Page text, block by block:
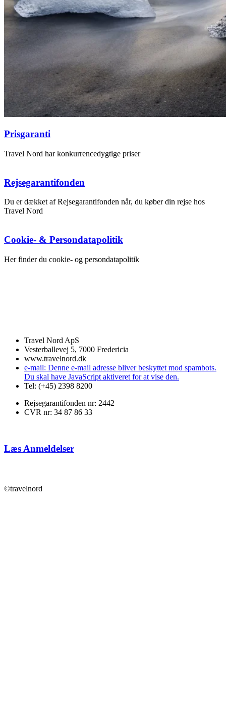
Prisgaranti
Travel Nord har konkurrencedygtige priser
Rejsegarantifonden
Du er dækket af Rejsegarantifonden når, du køber din rejse hos
Travel Nord
Cookie- & Persondatapolitik
Her finder du cookie- og persondatapolitik
Travel Nord ApS
Vesterballevej 5, 7000 Fredericia
www.travelnord.dk
e-mail: Denne e-mail adresse bliver beskyttet mod spambots.
Du skal have JavaScript aktiveret for at vise den.
Tel: (+45) 2398 8200
Rejsegarantifonden nr: 2442
CVR nr: 34 87 86 33
Læs Anmeldelser
©travelnord